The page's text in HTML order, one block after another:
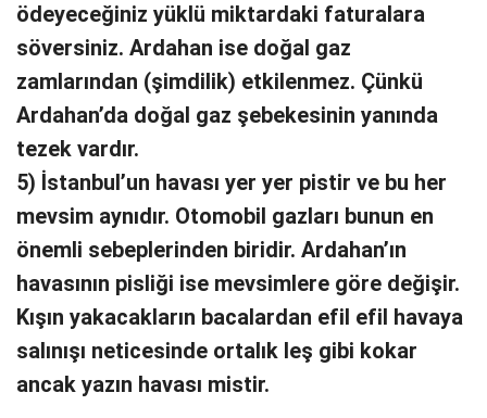
ödeyeceğiniz yüklü miktardaki faturalara
söversiniz. Ardahan ise doğal gaz
zamlarından (şimdilik) etkilenmez. Çünkü
Ardahan’da doğal gaz şebekesinin yanında
tezek vardır.
5) İstanbul’un havası yer yer pistir ve bu her
mevsim aynıdır. Otomobil gazları bunun en
önemli sebeplerinden biridir. Ardahan’ın
havasının pisliği ise mevsimlere göre değişir.
Kışın yakacakların bacalardan efil efil havaya
salınışı neticesinde ortalık leş gibi kokar
ancak yazın havası mistir.